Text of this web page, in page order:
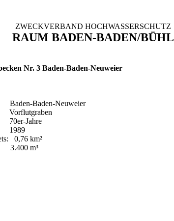
ZWECKVERBAND HOCHWASSERSCHUTZ
RAUM BADEN-BADEN/BÜHL
Nr. 3 Baden-Baden-Neuweier
Baden-Neuweier
Jahre
1989
0,76 km²
m³